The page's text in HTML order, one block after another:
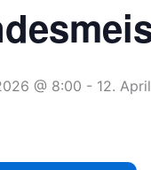
@ 8:00 - 12.